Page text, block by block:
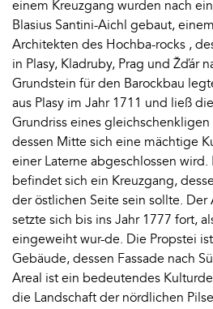
einem Kreuzgang wurden nach
Blasius Santini-Aichl gebaut,
Architekten des Hochba-rocks ,
in Plasy, Kladruby, Prag und Žďár
Grundstein für den Barockbau
aus Plasy im Jahr 1711 und ließ
Grundriss eines
dessen Mitte sich eine mächtige
einer Laterne abgeschlossen
befindet sich ein Kreuzgang,
der östlichen Seite sein sollte. Der
setzte sich bis ins Jahr 1777 fort,
eingeweiht wur-de. Die Propstei
Gebäude, dessen Fassade nach
Areal ist ein bedeutendes
die Landschaft der nördlichen